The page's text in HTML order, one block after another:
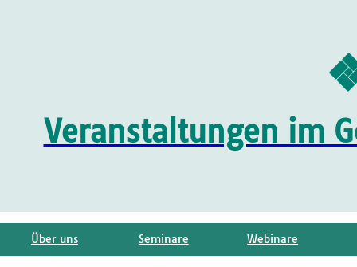
Veranstaltungen im
Über uns Seminare Webinare